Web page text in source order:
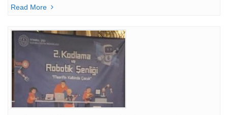
Read More